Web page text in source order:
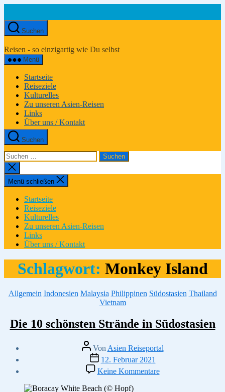
springen
Suchen
Reiseportal
Reisen - so einzigartig wie Du selbst
Menü
Startseite
Reiseziele
Kulturelles
Zu unseren Asien-Reisen
Links
Über uns / Kontakt
Suchen
Suchen
nach:
Suche
schließen
Menü schließen
Startseite
Reiseziele
Kulturelles
Zu unseren Asien-Reisen
Links
Über uns / Kontakt
Schlagwort: Monkey Island
Kategorien
Allgemein Indonesien Malaysia Philippinen Südostasien Thailand
Vietnam
Die 10 schönsten Strände in Südostasien
Beitragsautor
Von Asien Reiseportal
Veröffentlichungsdatum
12. Februar 2021
Keine Kommentarezu
Die